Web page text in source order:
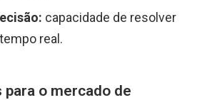
capacidade de resolver
real.
o mercado de